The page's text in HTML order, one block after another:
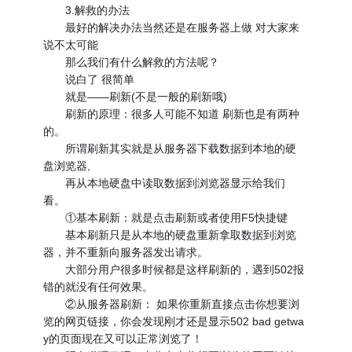
3.解救的办法
最好的解决办法当然还是在服务器上做 对大家来
说不太可能
那么我们有什么解救的方法呢？
说白了 很简单
就是——刷新(不是一般的刷新哦)
刷新的原理：很多人可能不知道 刷新也是有两种
的。
所谓刷新其实就是从服务器下载数据到本地的硬
盘浏览器,
再从本地硬盘中读取数据到浏览器显示给我们
看。
①基本刷新：就是点击刷新或者使用F5快捷键
基本刷新只是从本地的硬盘重新拿取数据到浏览
器，并不重新向服务器发出请求。
大部分用户很多时候都是这样刷新的，遇到502报
错的就没有任何效果。
②从服务器刷新： 如果你重新直接点击你想要浏
览的网页链接，你会发现刚才还是显示502 bad getwa
y的页面现在又可以正常浏览了！